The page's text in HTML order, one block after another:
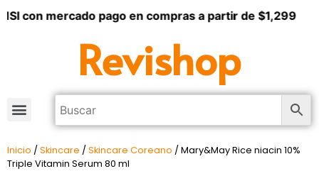
con mercado pago en compras a partir de $1,299
Revishop
Inicio / Skincare / Skincare Coreano / Mary&May Rice niacin 10%
Triple Vitamin Serum 80 ml